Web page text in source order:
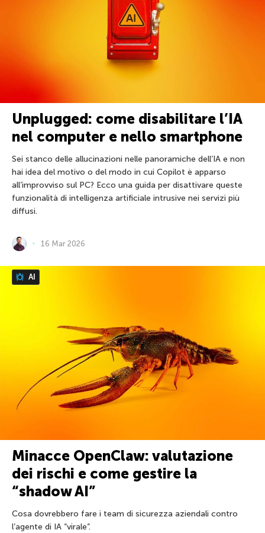
Unplugged: come disabilitare l’IA
nel computer e nello smartphone
Sei stanco delle allucinazioni nelle panoramiche dell’IA e non
hai idea del motivo o del modo in cui Copilot è apparso
all’improvviso sul PC? Ecco una guida per disattivare queste
funzionalità di intelligenza artificiale intrusive nei servizi più
diffusi.
16 Mar 2026
AI
Minacce OpenClaw: valutazione
dei rischi e come gestire la
“shadow AI”
Cosa dovrebbero fare i team di sicurezza aziendali contro
l’agente di IA “virale”.